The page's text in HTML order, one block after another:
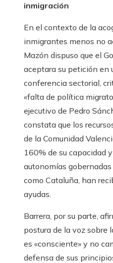
inmigración
En el contexto de la
inmigrantes menos no
Mazón dispuso que el
aceptara su petición en
conferencia sectorial,
«falta de política
ejecutivo de Pedro
constata que los
de la Comunidad
160% de su capacidad
autonomías gobernadas
como Cataluña, han
ayudas.
Barrera, por su parte,
postura de la voz sobre
es «consciente» y no
defensa de sus